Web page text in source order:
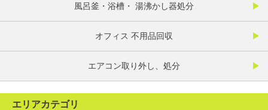
風呂釜・浴槽・ 湯沸かし器処分
オフィス 不用品回収
エアコン取り外し、処分
エリアカテゴリ